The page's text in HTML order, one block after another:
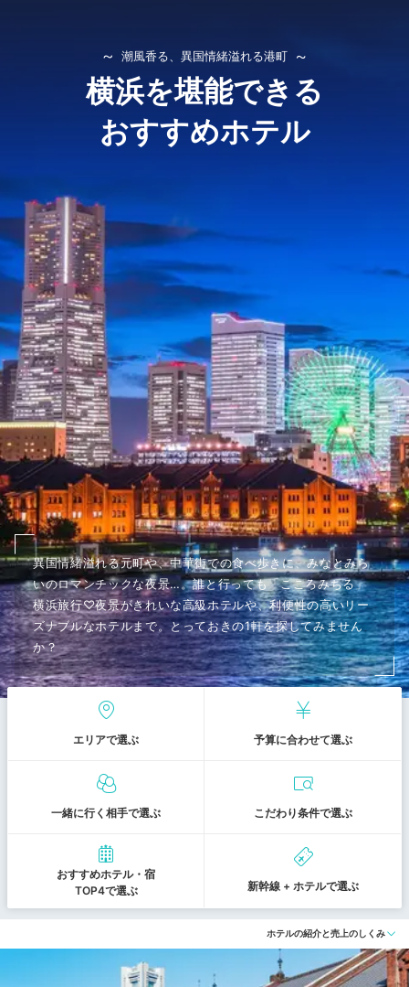
横浜を堪能できる
おすすめホテル
潮風香る、異国情緒溢れる港町
異国情緒溢れる元町や、中華街での食べ歩きに、みなとみら
いのロマンチックな夜景…。誰と行っても「こころみちる」
横浜旅行♡夜景がきれいな高級ホテルや、利便性の高いリー
ズナブルなホテルまで。とっておきの1軒を探してみません
か？
エリアで選ぶ 予算に合わせて選ぶ
一緒に行く相手で選ぶ こだわり条件で選ぶ
おすすめホテル・宿
TOP4で選ぶ
新幹線 + ホテルで選ぶ
ホテルの紹介と売上のしくみ